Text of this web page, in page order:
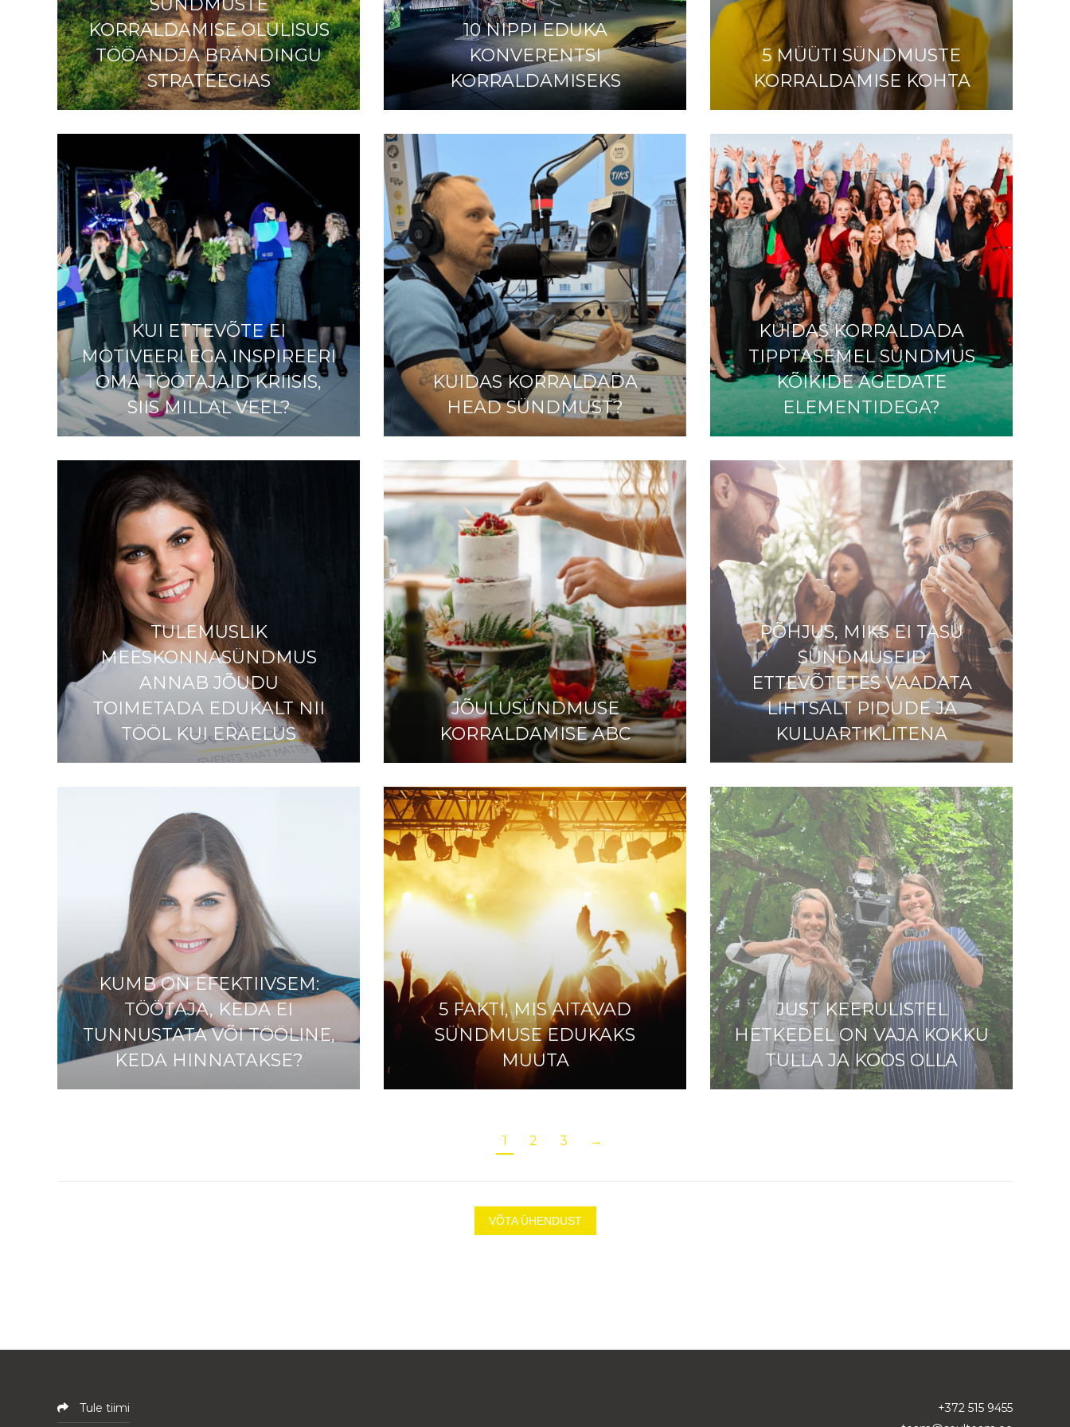
SÜNDMUSTE
KORRALDAMISE OLULISUS
TÖÖANDJA BRÄNDINGU
STRATEEGIAS
10 NIPPI EDUKA
KONVERENTSI
KORRALDAMISEKS
5 MÜÜTI SÜNDMUSTE
KORRALDAMISE KOHTA
KUI ETTEVÕTE EI
MOTIVEERI EGA INSPIREERI
OMA TÖÖTAJAID KRIISIS,
SIIS MILLAL VEEL?
KUIDAS KORRALDADA
HEAD SÜNDMUST?
KUIDAS KORRALDADA
TIPPTASEMEL SÜNDMUS
KÕIKIDE ÄGEDATE
ELEMENTIDEGA?
TULEMUSLIK
MEESKONNASÜNDMUS
ANNAB JÕUDU
TOIMETADA EDUKALT NII
TÖÖL KUI ERAELUS
JÕULUSÜNDMUSE
KORRALDAMISE ABC
PÕHJUS, MIKS EI TASU
SÜNDMUSEID
ETTEVÕTETES VAADATA
LIHTSALT PIDUDE JA
KULUARTIKLITENA
KUMB ON EFEKTIIVSEM:
TÖÖTAJA, KEDA EI
TUNNUSTATA VÕI TÖÖLINE,
KEDA HINNATAKSE?
5 FAKTI, MIS AITAVAD
SÜNDMUSE EDUKAKS
MUUTA
JUST KEERULISTEL
HETKEDEL ON VAJA KOKKU
TULLA JA KOOS OLLA
1 2 3 →
VÕTA ÜHENDUST
Tule tiimi
+372 515 9455